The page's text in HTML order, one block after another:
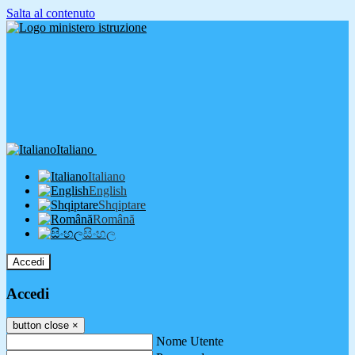
Salta al contenuto
Italiano
Italiano
English
Shqiptare
Română
සිංහල
Accedi
Accedi
button close ×
Nome Utente